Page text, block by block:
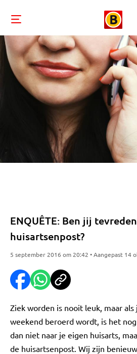
ENQUÊTE: Ben jij
huisartsenpost?
5 september 2016 om 20:42 • Aangepast 14
Ziek worden is nooit leuk, maar
weekend beroerd wordt, is het
dan niet naar je eigen huisarts,
de huisartsenpost. Wij zijn